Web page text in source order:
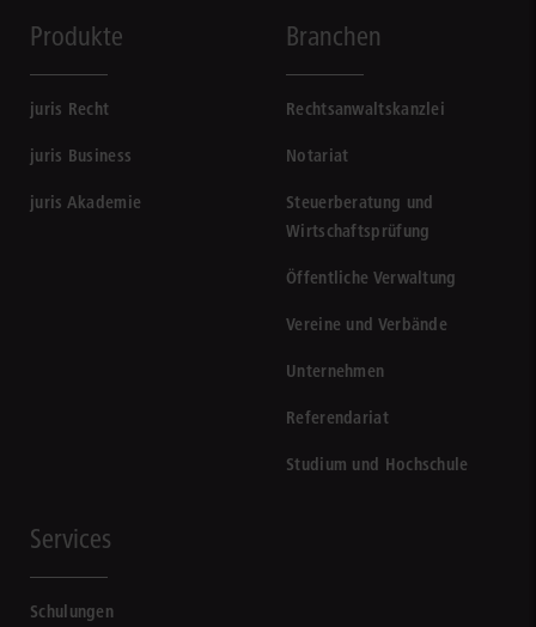
Produkte
juris Recht
juris Business
juris Akademie
Branchen
Rechtsanwaltskanzlei
Notariat
Steuerberatung und
Wirtschaftsprüfung
Öffentliche Verwaltung
Vereine und Verbände
Unternehmen
Referendariat
Studium und Hochschule
Services
Schulungen